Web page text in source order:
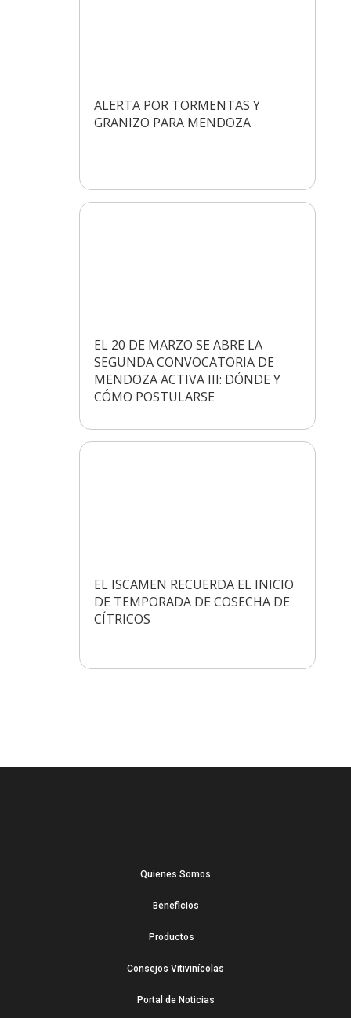
ALERTA POR TORMENTAS Y
GRANIZO PARA MENDOZA
EL 20 DE MARZO SE ABRE LA
SEGUNDA CONVOCATORIA DE
MENDOZA ACTIVA III: DÓNDE Y
CÓMO POSTULARSE
EL ISCAMEN RECUERDA EL INICIO
DE TEMPORADA DE COSECHA DE
CÍTRICOS
Quienes Somos
Beneficios
Productos
Consejos Vitivinícolas
Portal de Noticias